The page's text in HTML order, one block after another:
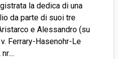
la dedica di una
da parte di suoi tre
e Alessandro (su
Ferrary-Hasenohr-Le